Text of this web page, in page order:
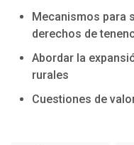
Mecanismos para
derechos de
Abordar la
rurales
Cuestiones de